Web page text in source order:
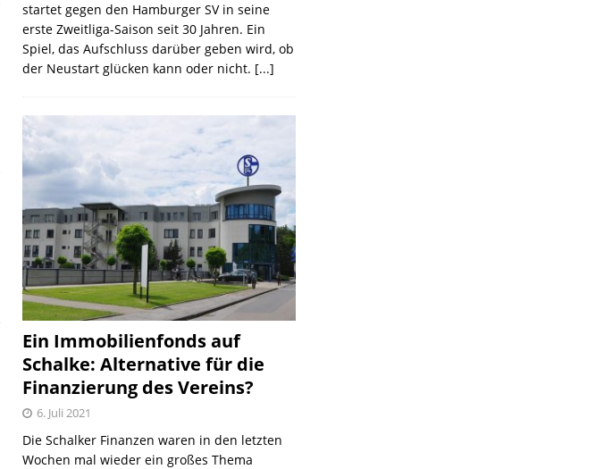
startet gegen den Hamburger SV in seine
erste Zweitliga-Saison seit 30 Jahren. Ein
Spiel, das Aufschluss darüber geben wird, ob
der Neustart glücken kann oder nicht. [...]
Ein Immobilienfonds auf
Schalke: Alternative für die
Finanzierung des Vereins?
6. Juli 2021
Die Schalker Finanzen waren in den letzten
Wochen mal wieder ein großes Thema